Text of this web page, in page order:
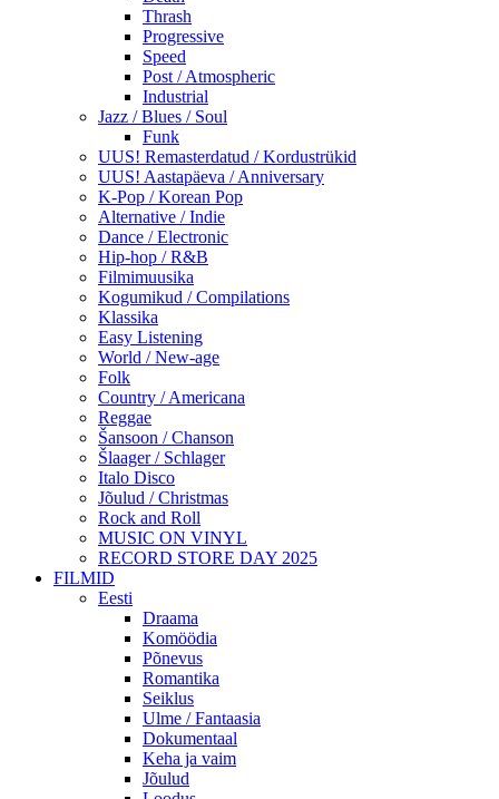
Thrash
Progressive
Speed
Post / Atmospheric
Industrial
Jazz / Blues / Soul
Funk
UUS! Remasterdatud / Kordustrükid
UUS! Aastapäeva / Anniversary
K-Pop / Korean Pop
Alternative / Indie
Dance / Electronic
Hip-hop / R&B
Filmimuusika
Kogumikud / Compilations
Klassika
Easy Listening
World / New-age
Folk
Country / Americana
Reggae
Šansoon / Chanson
Šlaager / Schlager
Italo Disco
Jõulud / Christmas
Rock and Roll
MUSIC ON VINYL
RECORD STORE DAY 2025
FILMID
Eesti
Draama
Komöödia
Põnevus
Romantika
Seiklus
Ulme / Fantaasia
Dokumentaal
Keha ja vaim
Jõulud